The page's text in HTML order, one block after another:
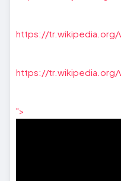
https://tr.wikipedia.org/
https://tr.wikipedia.org/
">